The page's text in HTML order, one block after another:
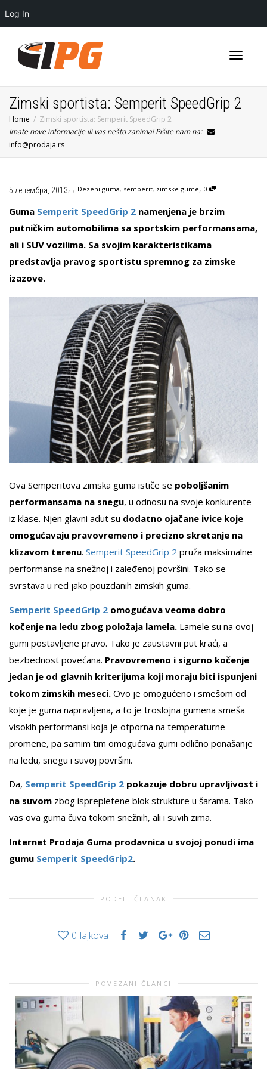
Log In
Zimski sportista: Semperit SpeedGrip 2
Home
Zimski sportista: Semperit SpeedGrip 2
Imate nove informacije ili vas nešto zanima! Pišite nam na:
info@prodaja.rs
,
5 децембра, 2013 , Dezeni guma, semperit, zimske gume, 0
Guma Semperit SpeedGrip 2 namenjena je brzim
putničkim automobilima sa sportskim performansama,
ali i SUV vozilima. Sa svojim karakteristikama
predstavlja pravog sportistu spremnog za zimske
izazove.
Ova Semperitova zimska guma ističe se poboljšanim
performansama na snegu, u odnosu na svoje konkurente
iz klase. Njen glavni adut su dodatno ojačane ivice koje
omogućavaju pravovremeno i precizno skretanje na
klizavom terenu. Semperit SpeedGrip 2 pruža maksimalne
performanse na snežnoj i zaleđenoj površini. Tako se
svrstava u red jako pouzdanih zimskih guma.
Semperit SpeedGrip 2 omogućava veoma dobro
kočenje na ledu zbog položaja lamela. Lamele su na ovoj
gumi postavljene pravo. Tako je zaustavni put kraći, a
bezbednost povećana. Pravovremeno i sigurno kočenje
jedan je od glavnih kriterijuma koji moraju biti ispunjeni
tokom zimskih meseci. Ovo je omogućeno i smešom od
koje je guma napravljena, a to je troslojna gumena smeša
visokih performansi koja je otporna na temperaturne
promene, pa samim tim omogućava gumi odlično ponašanje
na ledu, snegu i suvoj površini.
Da, Semperit SpeedGrip 2 pokazuje dobru upravljivost i
na suvom zbog isprepletene blok strukture u šarama. Tako
vas ova guma čuva tokom snežnih, ali i suvih zima.
Internet Prodaja Guma prodavnica u svojoj ponudi ima
gumu Semperit SpeedGrip2.
PODELI ČLANAK
0 lajkova
POVEZANI ČLANCI